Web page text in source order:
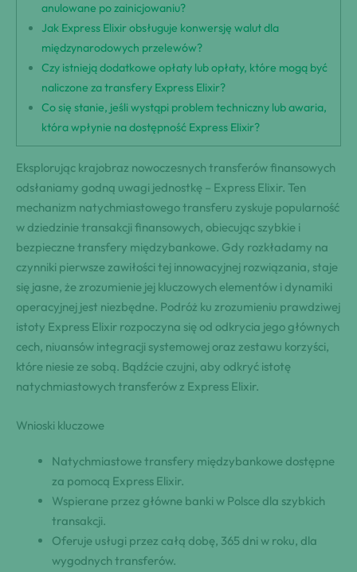
anulowane po zainicjowaniu?
Jak Express Elixir obsługuje konwersję walut dla
międzynarodowych przelewów?
Czy istnieją dodatkowe opłaty lub opłaty, które mogą być
naliczone za transfery Express Elixir?
Co się stanie, jeśli wystąpi problem techniczny lub awaria,
która wpłynie na dostępność Express Elixir?
Eksplorując krajobraz nowoczesnych transferów finansowych
odsłaniamy godną uwagi jednostkę – Express Elixir. Ten
mechanizm natychmiastowego transferu zyskuje popularność
w dziedzinie transakcji finansowych, obiecując szybkie i
bezpieczne transfery międzybankowe. Gdy rozkładamy na
czynniki pierwsze zawiłości tej innowacyjnej rozwiązania, staje
się jasne, że zrozumienie jej kluczowych elementów i dynamiki
operacyjnej jest niezbędne. Podróż ku zrozumieniu prawdziwej
istoty Express Elixir rozpoczyna się od odkrycia jego głównych
cech, niuansów integracji systemowej oraz zestawu korzyści,
które niesie ze sobą. Bądźcie czujni, aby odkryć istotę
natychmiastowych transferów z Express Elixir.
Wnioski kluczowe
Natychmiastowe transfery międzybankowe dostępne
za pomocą Express Elixir.
Wspierane przez główne banki w Polsce dla szybkich
transakcji.
Oferuje usługi przez całą dobę, 365 dni w roku, dla
wygodnych transferów.